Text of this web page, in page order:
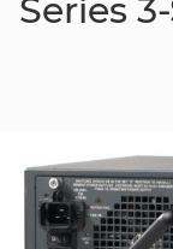
Series